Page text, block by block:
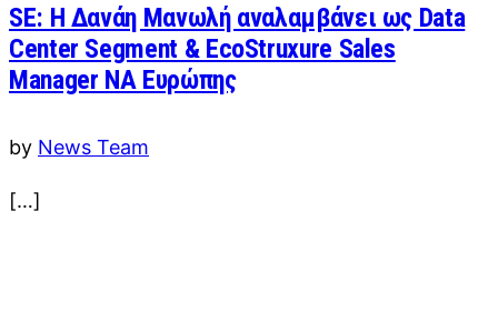
SE: Η Δανάη Μανωλή αναλαμβάνει ως Data
Center Segment & EcoStruxure Sales
Manager NA Ευρώπης
by News Team
[…]